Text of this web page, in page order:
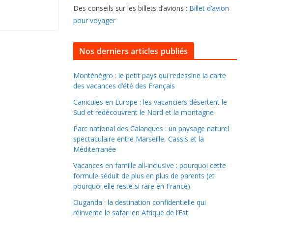
s
o
u
l
e
r
d
a
n
s
l
e
s
a
r
c
Des conseils sur les billets d’avions : Billet d’avion
pour voyager
Nos derniers articles publiés
Monténégro : le petit pays qui redessine la carte
des vacances d’été des Français
Canicules en Europe : les vacanciers désertent le
Sud et redécouvrent le Nord et la montagne
Parc national des Calanques : un paysage naturel
spectaculaire entre Marseille, Cassis et la
Méditerranée
Vacances en famille all-inclusive : pourquoi cette
formule séduit de plus en plus de parents (et
pourquoi elle reste si rare en France)
Ouganda : la destination confidentielle qui
réinvente le safari en Afrique de l’Est